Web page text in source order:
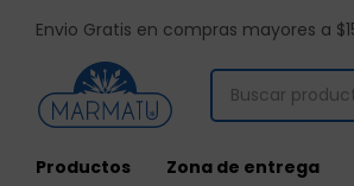
Productos Zona de entrega
Envio Gratis en compras mayores a